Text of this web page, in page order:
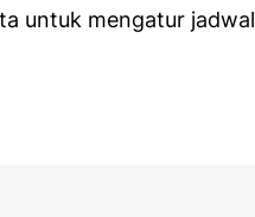
untuk mengatur jadwal